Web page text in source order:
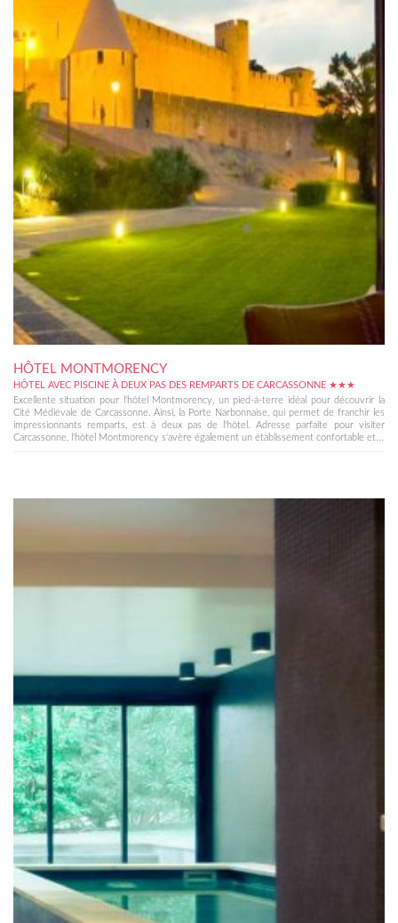
HÔTEL MONTMORENCY
HÔTEL AVEC PISCINE À DEUX PAS DES REMPARTS DE CARCASSONNE ★★★
Excellente situation pour l'hôtel Montmorency, un pied-à-terre idéal pour découvrir la
Cité Médiévale de Carcassonne. Ainsi, la Porte Narbonnaise, qui permet de franchir les
impressionnants remparts, est à deux pas de l'hôtel. Adresse parfaite pour visiter
Carcassonne, l'hôtel Montmorency s'avère également un établissement confortable et...